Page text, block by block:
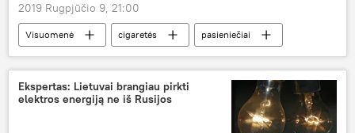
2019 Rugpjūčio 9, 21:00
Visuomenė cigaretės pasieniečiai
Ekspertas: Lietuvai brangiau pirkti
elektros energiją ne iš Rusijos